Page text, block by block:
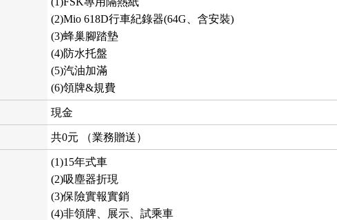
(2)Mio 618D行車紀錄器(64G、含安裝)
(3)蜂巢腳踏墊
(4)防水托盤
(5)汽油加滿
(6)領牌&規費
現金
共0元 （業務贈送）
(1)15年式車
(2)吸塵器折現
(3)保險實報實銷
(4)非領牌、展示、試乘車